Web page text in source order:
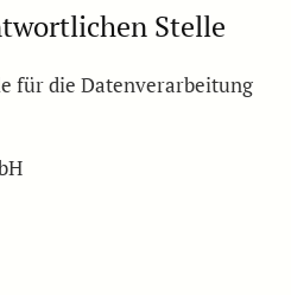
Stelle
für die Datenverarbeitung